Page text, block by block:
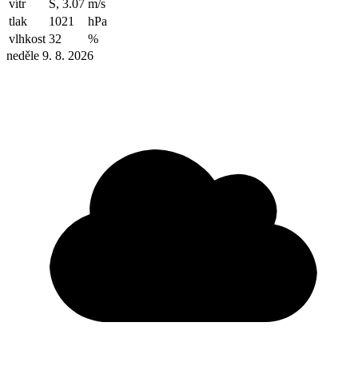
vítr S, 3.07 m/s
tlak
1021
hPa
vlhkost 32
%
neděle 9. 8. 2026